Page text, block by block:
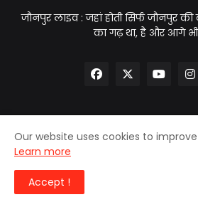
जौनपुर लाइव : जहां होती सिर्फ जौनपुर की
का गढ़ था, है और आगे भी
© 2025
Home About Us Contact Us
Our website uses cookies to
Learn more
Accept !